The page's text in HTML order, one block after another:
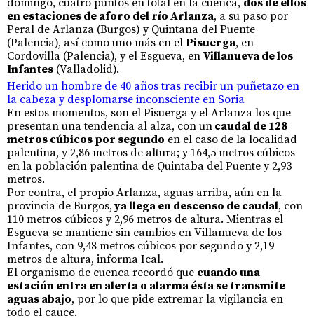
en estaciones de aforo del río Arlanza, a su paso por
Peral de Arlanza (Burgos) y Quintana del Puente
(Palencia), así como uno más en el Pisuerga, en
Cordovilla (Palencia), y el Esgueva, en Villanueva de los
Infantes (Valladolid).
Herido un hombre de 40 años tras recibir un puñetazo en
la cabeza y desplomarse inconsciente en Soria
En estos momentos, son el Pisuerga y el Arlanza los que
presentan una tendencia al alza, con un caudal de 128
metros cúbicos por segundo en el caso de la localidad
palentina, y 2,86 metros de altura; y 164,5 metros cúbicos
en la población palentina de Quintaba del Puente y 2,93
metros.
Por contra, el propio Arlanza, aguas arriba, aún en la
provincia de Burgos, ya llega en descenso de caudal, con
110 metros cúbicos y 2,96 metros de altura. Mientras el
Esgueva se mantiene sin cambios en Villanueva de los
Infantes, con 9,48 metros cúbicos por segundo y 2,19
metros de altura, informa Ical.
El organismo de cuenca recordó que cuando una
estación entra en alerta o alarma ésta se transmite
aguas abajo, por lo que pide extremar la vigilancia en
todo el cauce.